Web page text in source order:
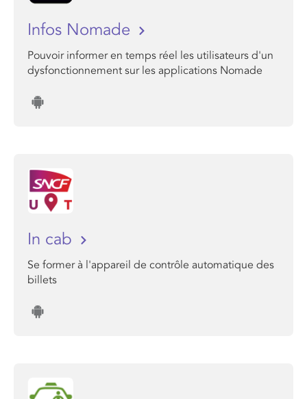
Infos Nomade
Pouvoir informer en temps réel les utilisateurs d'un
dysfonctionnement sur les applications Nomade
In cab
Se former à l'appareil de contrôle automatique des
billets